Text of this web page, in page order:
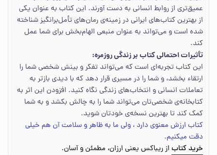
عمیق‌تری از روابط انسانی به دست آورند. این کتاب به عنوان یکی
از بهترین کتاب‌های ایرانی در زمینه‌ی رمان‌های تأمل‌برانگیز شناخته
شده است و می‌تواند به عنوان منبعی الهام‌بخش برای شما عمل
کند.
تأثیرات احتمالی کتاب بر زندگی روزمره:
این کتاب تجربه‌ای است که می‌تواند تفکر و بینش شخصی شما را
ارتقاء بخشد، و شما را در مسیری قرار دهد که با دیدی بازتر به
تعاملات انسانی و انتخاب‌های زندگی نگاه کنید. افزودن این اثر به
کتابخانه‌ی شخصی‌تان می‌تواند شما را به چالش بکشد و به شما
کمک کند تا بهترین نسخه‌ی خودتان شوید.
کتاب ارزش معنوی دارد ، ولی ما به ظاهر و سلامت آن هم خیلی
دقت میکنیم.
خرید کتاب از ریباکس یعنی ارزان، مطمئن و آسان.